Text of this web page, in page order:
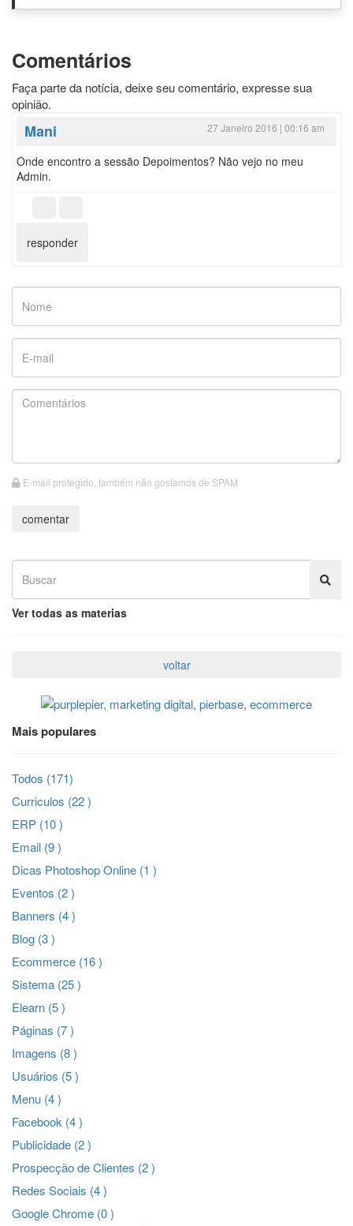
Comentários
Faça parte da notícia, deixe seu comentário, expresse sua
opinião.
Mani 27 Janeiro 2016 | 00:16 am
Onde encontro a sessão Depoimentos? Não vejo no meu
Admin.
E-mail protegido, também não gostamos de SPAM
Ver todas as materias
Mais populares
Todos (171)
Curriculos (22 )
ERP (10 )
Email (9 )
Dicas Photoshop Online (1 )
Eventos (2 )
Banners (4 )
Blog (3 )
Ecommerce (16 )
Sistema (25 )
Elearn (5 )
Páginas (7 )
Imagens (8 )
Usuários (5 )
Menu (4 )
Facebook (4 )
Publicidade (2 )
Prospecção de Clientes (2 )
Redes Sociais (4 )
Google Chrome (0 )